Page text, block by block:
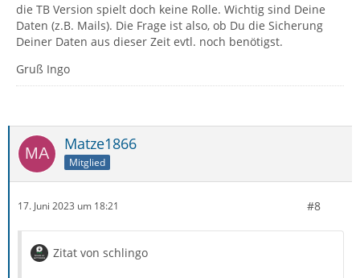
die TB Version spielt doch keine Rolle. Wichtig sind Deine
Daten (z.B. Mails). Die Frage ist also, ob Du die Sicherung
Deiner Daten aus dieser Zeit evtl. noch benötigst.
Gruß Ingo
Matze1866
Mitglied
17. Juni 2023 um 18:21 #8
Zitat von schlingo